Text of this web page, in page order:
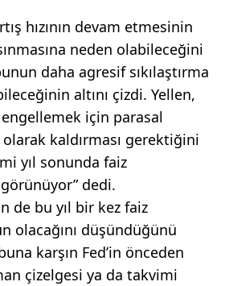
hızının devam etmesinin
neden olabileceğini
daha agresif sıkılaştırma
altını çizdi. Yellen,
engellemek için parasal
kaldırması gerektiğini
yıl sonunda faiz
görünüyor” dedi.
de bu yıl bir kez faiz
olacağını düşündüğünü
karşın Fed’in önceden
çizelgesi ya da takvimi